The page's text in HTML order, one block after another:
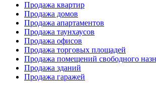
Продажа квартир
Продажа домов
Продажа апартаментов
Продажа таунхаусов
Продажа офисов
Продажа торговых площадей
Продажа помещений свободного
Продажа зданий
Продажа гаражей